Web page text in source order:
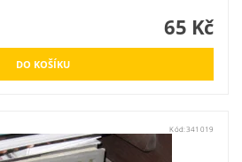
65 Kč
Kód: 341019